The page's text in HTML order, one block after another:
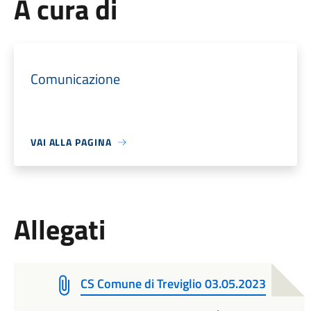
A cura di
Comunicazione
VAI ALLA PAGINA
Allegati
CS Comune di Treviglio 03.05.2023